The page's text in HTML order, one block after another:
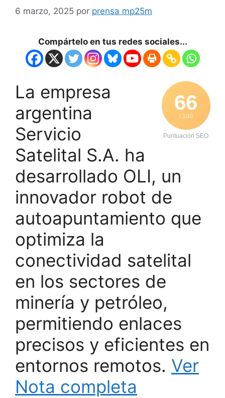
6 marzo, 2025 por prensa mp25m
Compártelo en tus redes sociales...
66
/ 100
Puntuación SEO
La empresa
argentina
Servicio
Satelital S.A. ha
desarrollado OLI, un
innovador robot de
autoapuntamiento que
optimiza la
conectividad satelital
en los sectores de
minería y petróleo,
permitiendo enlaces
precisos y eficientes en
entornos remotos. Ver
Nota completa